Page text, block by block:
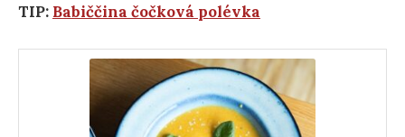
TIP: Babiččina čočková polévka